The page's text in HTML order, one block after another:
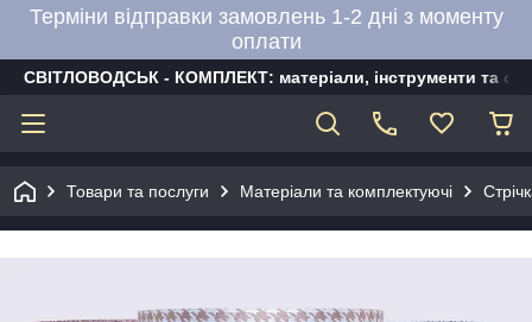
Терміни відправки замовлень 1-2 дні з моменту
оплати
СВІТЛОВОДСЬК - КОМПЛЕКТ: матеріали, інструменти та
Товари та послуги Матеріали та комплектуючі